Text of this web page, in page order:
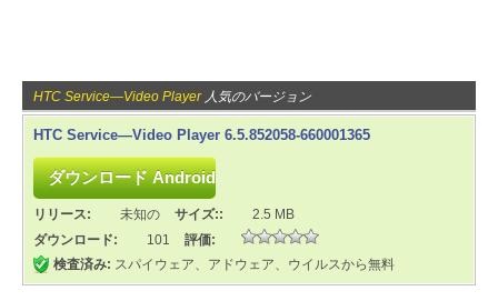
HTC Service—Video Player人気のバージョン
HTC Service—Video Player 6.5.852058-660001365
リリース: 未知の サイズ::
2.5 MB
ダウンロード:
101
評価:
検査済み: スパイウェア、アドウェア、ウイルスから無料